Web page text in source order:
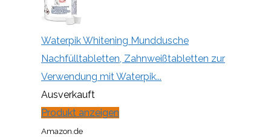
Waterpik Whitening Munddusche
Nachfülltabletten, Zahnweißtabletten zur
Verwendung mit Waterpik...
Ausverkauft
Produkt anzeigen
Amazon.de